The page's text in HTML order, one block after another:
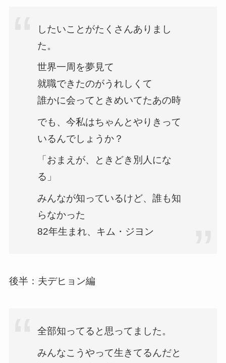
したいことがたくさんありまし
た。
世界一周を夢見て
就職できたのがうれしくて
誰かに会ってときめいてたあの時
でも、今私はちゃんとやりきって
いるんでしょうか？
「おまえが、ときどき別人にな
る」
みんなが知っているけど、誰も知
らなかった
82年生まれ、キム・ジヨン
後半：夫デヒョン編
全部知ってると思ってました。
みんなこうやって生きてるんだと